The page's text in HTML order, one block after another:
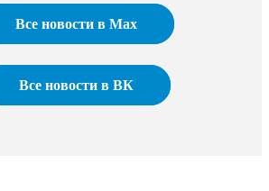
Все новости в Max
Все новости в ВК